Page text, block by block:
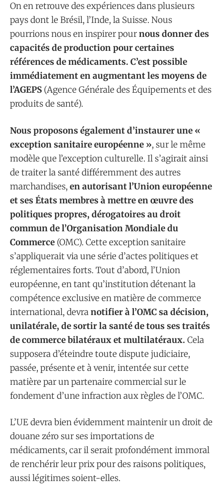
On en retrouve des expériences dans plusieurs
pays dont le Brésil, l’Inde, la Suisse. Nous
pourrions nous en inspirer pournous donner des
capacités de production pour certaines
références de médicaments. C’est possible
immédiatement en augmentant les moyens de
l’AGEPS (Agence Générale des Équipements et des
produits de santé).
Nous proposons également d’instaurer une «
exception sanitaire européenne », sur le même
modèle que l’exception culturelle. Il s’agirait ainsi
de traiter la santé différemment des autres
marchandises, en autorisant l’Union européenne
et ses États membres à mettre en œuvre des
politiques propres, dérogatoires au droit
commun de l’Organisation Mondiale du
Commerce (OMC). Cette exception sanitaire
s’appliquerait via une série d’actes politiques et
réglementaires forts. Tout d’abord, l’Union
européenne, en tant qu’institution détenant la
compétence exclusive en matière de commerce
international, devranotifier à l’OMC sa décision,
unilatérale, de sortir la santé de tous ses traités
de commerce bilatéraux et multilatéraux. Cela
supposera d’éteindre toute dispute judiciaire,
passée, présente et à venir, intentée sur cette
matière par un partenaire commercial sur le
fondement d’une infraction aux règles de l’OMC.
L’UE devra bien évidemment maintenir un droit de
douane zéro sur ses importations de
médicaments, car il serait profondément immoral
de renchérir leur prix pour des raisons politiques,
aussi légitimes soient-elles.